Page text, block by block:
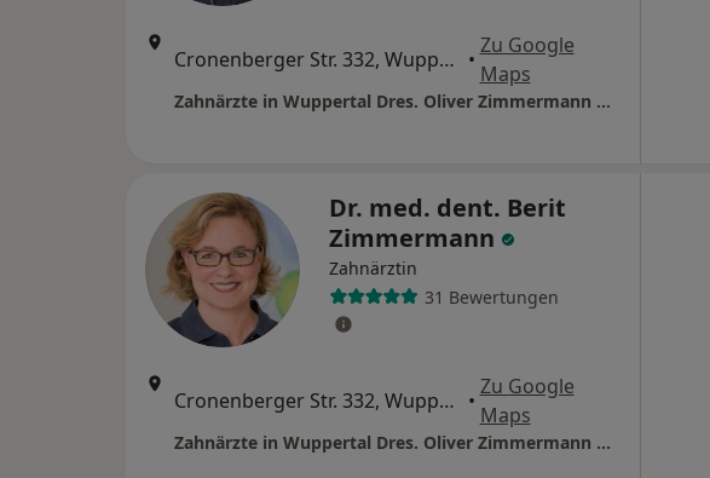
Cronenberger Str. 332, Wuppertal •
Zu Google
Maps
Zahnärzte in Wuppertal Dres. Oliver Zimmermann und Berit Zimmermann
Dr. med. dent. Berit
Zimmermann
Zahnärztin
31 Bewertungen
Cronenberger Str. 332, Wuppertal •
Zu Google
Maps
Zahnärzte in Wuppertal Dres. Oliver Zimmermann und Berit Zimmermann